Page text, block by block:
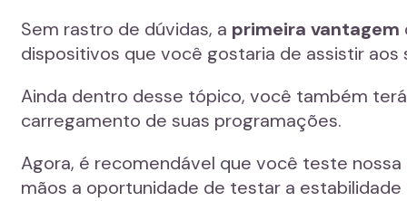
Sem rastro de dúvidas, a primeira vantagem
dispositivos que você gostaria de assistir
Ainda dentro desse tópico, você também
carregamento de suas programações.
Agora, é recomendável que você teste
mãos a oportunidade de testar a estabilidade